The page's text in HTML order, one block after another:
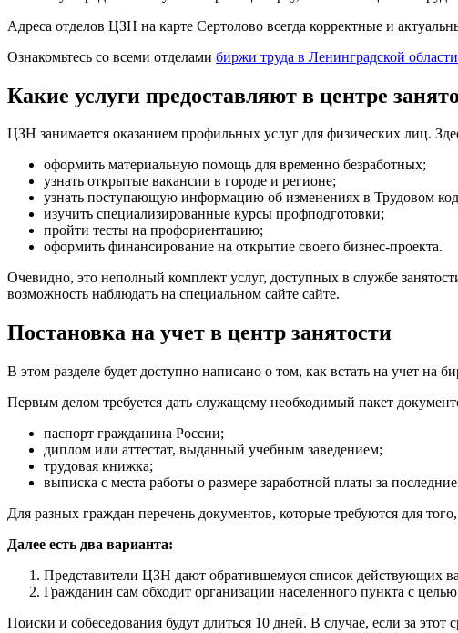
Адреса отделов ЦЗН на карте Сертолово всегда корректные и
Ознакомьтесь со всеми отделами биржи труда в Ленинградской области
Какие услуги предоставляют в центре
ЦЗН занимается оказанием профильных услуг для физических лиц.
оформить материальную помощь для временно безработных;
узнать открытые вакансии в городе и регионе;
узнать поступающую информацию об изменениях в Трудовом
изучить специализированные курсы профподготовки;
пройти тесты на профориентацию;
оформить финансирование на открытие своего бизнес-проекта.
Очевидно, это неполный комплект услуг, доступных в службе
возможность наблюдать на специальном сайте сайте.
Постановка на учет в центр занятости
В этом разделе будет доступно написано о том, как встать на учет
Первым делом требуется дать служащему необходимый пакет
паспорт гражданина России;
диплом или аттестат, выданный учебным заведением;
трудовая книжка;
выписка с места работы о размере заработной платы за
Для разных граждан перечень документов, которые требуются для
Далее есть два варианта:
Представители ЦЗН дают обратившемуся список действующих
Гражданин сам обходит организации населенного пункта с
Поиски и собеседования будут длиться 10 дней. В случае, если за